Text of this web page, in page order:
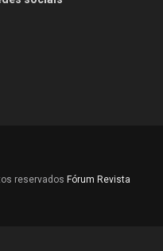
reservados Fórum Revista